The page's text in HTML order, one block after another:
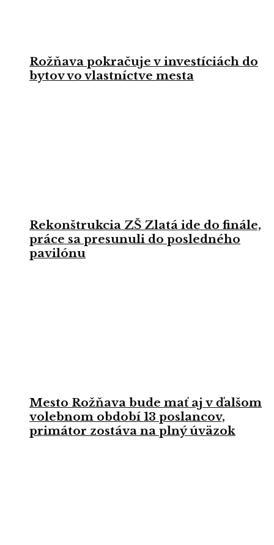
Rožňava pokračuje v investíciách do
bytov vo vlastníctve mesta
Rekonštrukcia ZŠ Zlatá ide do finále,
práce sa presunuli do posledného
pavilónu
Mesto Rožňava bude mať aj v ďalšom
volebnom období 13 poslancov,
primátor zostáva na plný úväzok